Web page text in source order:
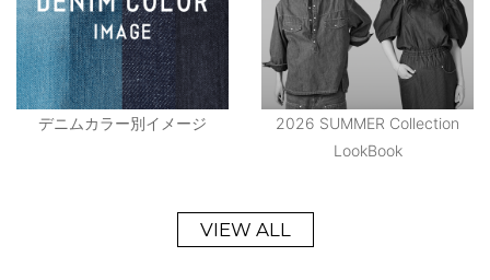
デニムカラー別イメージ
2026 SUMMER Collection
LookBook
VIEW ALL